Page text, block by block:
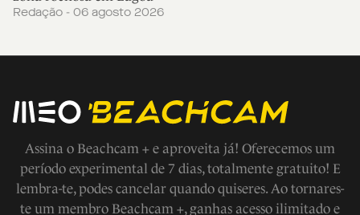
Redação - 06 agosto 2026
Assina o Beachcam + e aproveita já! Oferecemos um
período experimental de 7 dias, totalmente gratuito! E
lembra-te, podes cancelar quando quiseres. Ao tornares-
te um membro Beachcam +, ganhas acesso ilimitado e